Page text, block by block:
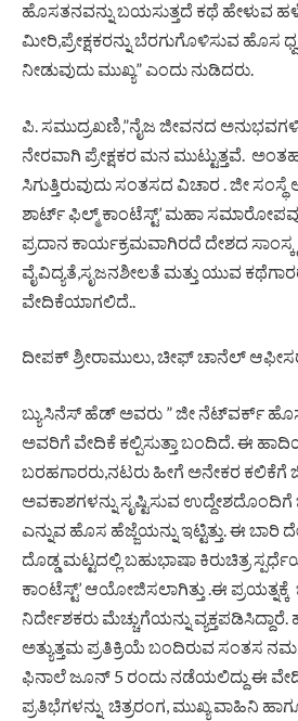
ಹೊಸತನವನ್ನು ಬಯಸುತ್ತದೆ ಕಥೆ ಹೇಳುವ
ಮೀರಿ,ಪ್ರೇಕ್ಷಕರನ್ನು ಬೆರಗುಗೊಳಿಸುವ ಹೊಸ
ನೀಡುವುದು ಮುಖ್ಯ” ಎಂದು ನುಡಿದರು.
ಪಿ. ಸಮುದ್ರಖಣಿ,”ನೈಜ ಜೀವನದ
ನೇರವಾಗಿ ಪ್ರೇಕ್ಷಕರ ಮನ ಮುಟ್ಟುತ್ತವೆ.
ಸಿಗುತ್ತಿರುವುದು ಸಂತಸದ ವಿಚಾರ . ಜೀ
ಶಾರ್ಟ್ ಫಿಲ್ಮ್ ಕಾಂಟೆಸ್ಟ್’ ಮಹಾ
ಪ್ರದಾನ ಕಾರ್ಯಕ್ರಮವಾಗಿರದೆ ದೇಶದ
ವೈವಿದ್ಯತೆ,ಸೃಜನಶೀಲತೆ ಮತ್ತು ಯುವ
ವೇದಿಕೆಯಾಗಲಿದೆ..
ದೀಪಕ್ ಶ್ರೀರಾಮುಲು, ಚೀಫ್ ಚಾನೆಲ್
ಬ್ಯುಸಿನೆಸ್ ಹೆಡ್ ಅವರು ” ಜೀ ನೆಟ್‌ವರ್ಕ್ ಹೊಸ
ಅವರಿಗೆ ವೇದಿಕೆ ಕಲ್ಪಿಸುತ್ತಾ ಬಂದಿದೆ. ಈ
ಬರಹಗಾರರು,ನಟರು ಹೀಗೆ ಅನೇಕರ ಕಲಿಕೆಗೆ
ಅವಕಾಶಗಳನ್ನು ಸೃಷ್ಟಿಸುವ
ಎನ್ನುವ ಹೊಸ ಹೆಜ್ಜೆಯನ್ನು ಇಟ್ಟಿತ್ತು. ಈ ಬಾರಿ
ದೊಡ್ಡ ಮಟ್ಟದಲ್ಲಿ ಬಹುಭಾಷಾ ಕಿರುಚಿತ್ರ
ಕಾಂಟೆಸ್ಟ್’ ಆಯೋಜಿಸಲಾಗಿತ್ತು .ಈ ಪ್ರಯತ್ನಕ್ಕೆ
ನಿರ್ದೇಶಕರು ಮೆಚ್ಚುಗೆಯನ್ನು
ಅತ್ಯುತ್ತಮ ಪ್ರತಿಕ್ರಿಯೆ ಬಂದಿರುವ ಸಂತಸ
ಫಿನಾಲೆ ಜೂನ್ 5 ರಂದು ನಡೆಯಲಿದ್ದು ಈ
ಪ್ರತಿಭೆಗಳನ್ನು ಚಿತ್ರರಂಗ, ಮುಖ್ಯ ವಾಹಿನಿ